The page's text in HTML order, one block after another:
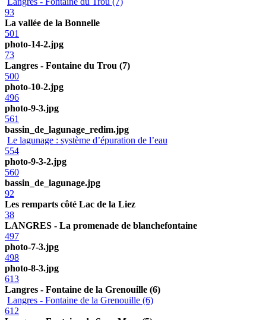
93
La vallée de la Bonnelle
501
photo-14-2.jpg
73
Langres - Fontaine du Trou (7)
500
photo-10-2.jpg
496
photo-9-3.jpg
561
bassin_de_lagunage_redim.jpg
Le lagunage : système d’épuration de l’eau
554
photo-9-3-2.jpg
560
bassin_de_lagunage.jpg
92
Les remparts côté Lac de la Liez
38
LANGRES - La promenade de blanchefontaine
497
photo-7-3.jpg
498
photo-8-3.jpg
613
Langres - Fontaine de la Grenouille (6)
Langres - Fontaine de la Grenouille (6)
612